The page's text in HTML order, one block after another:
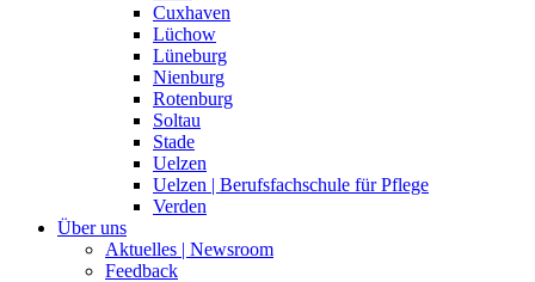
Cuxhaven
Lüchow
Lüneburg
Nienburg
Rotenburg
Soltau
Stade
Uelzen
Uelzen | Berufsfachschule für Pflege
Verden
Über uns
Aktuelles | Newsroom
Feedback